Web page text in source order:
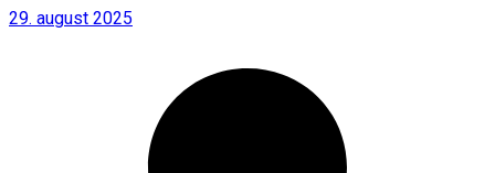
29. august 2025